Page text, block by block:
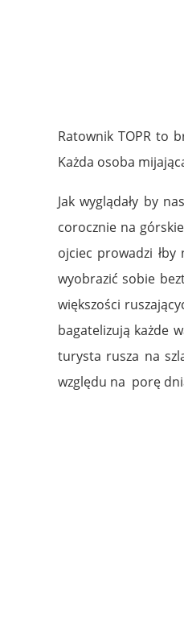
Ratownik TOPR to
Każda osoba
Jak wyglądały by
corocznie na
ojciec prowadzi
wyobrazić sobie
większości
bagatelizują każde
turysta rusza na
względu na porę